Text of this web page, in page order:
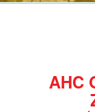
AHC